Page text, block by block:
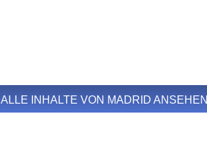
ALLE INHALTE VON MADRID ANSEHEN